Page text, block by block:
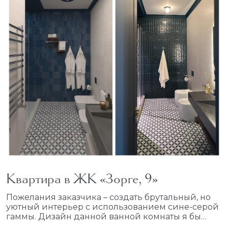
палитру. Гладкие стены, отделанные мраморной
плиткой, создают ощущение простора и чистоты.
Встроенное LED-подсветка вокруг зеркала
придает современный характер, мягко
подчеркивая плавные линии и текстуры.
Изящная душевая кабина с прозрачными
стеклянными дверями и хромированными
элементами добавляет легкости и открытости
пространству.
Квартира в ЖК «Зорге, 9»
Пожелания заказчика – создать брутальный, но
уютный интерьер с использованием сине-серой
гаммы. Дизайн данной ванной комнаты я бы